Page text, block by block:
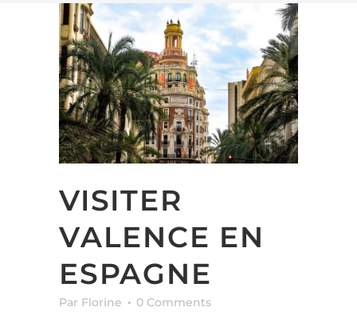
VISITER
VALENCE EN
ESPAGNE
Par Florine 0 Comments